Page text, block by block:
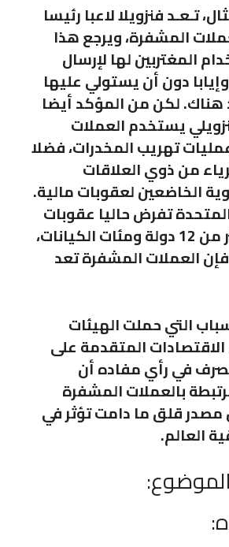
تـعـد فنزويلا لاعبا رئيسا
المشفرة، ويرجع هذا
المغتربين لها لإرسال
دون أن يستولي عليها
هناك. لكن من المؤكد أيضا
يستخدم العملات
تهريب المخدرات، فضلا
من ذوي العلاقات
الخاضعين لعقوبات مالية.
تفرض حاليا عقوبات
مالية على أكثر من 12 دولة ومئات الكيانات،
فإن العملات المشفرة تعد
التي حملت الهيئات
المتقدمة على
في رأي مفاده أن
بالعملات المشفرة
قلق ما دامت تؤثر في
العالم.